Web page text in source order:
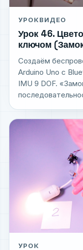
УРОКВИДЕО
Урок 46.
ключом
Создаём
Arduino Uno с
IMU 9 DOF.
УРОК